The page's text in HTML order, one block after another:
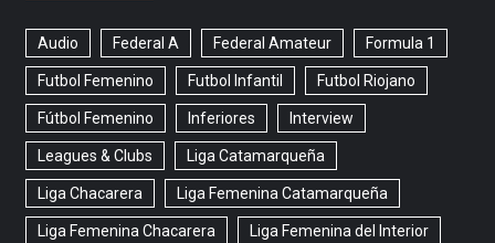
Audio Federal A Federal Amateur Formula 1
Futbol Femenino Futbol Infantil Futbol Riojano
Fútbol Femenino Inferiores Interview
Leagues & Clubs Liga Catamarqueña
Liga Chacarera Liga Femenina Catamarqueña
Liga Femenina Chacarera Liga Femenina del Interior